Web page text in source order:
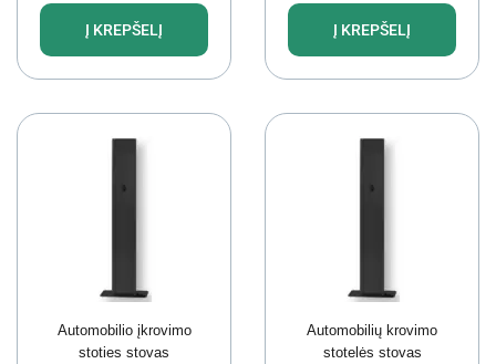
Į KREPŠELĮ Į KREPŠELĮ
Automobilio įkrovimo
stoties stovas
Automobilių krovimo
stotelės stovas